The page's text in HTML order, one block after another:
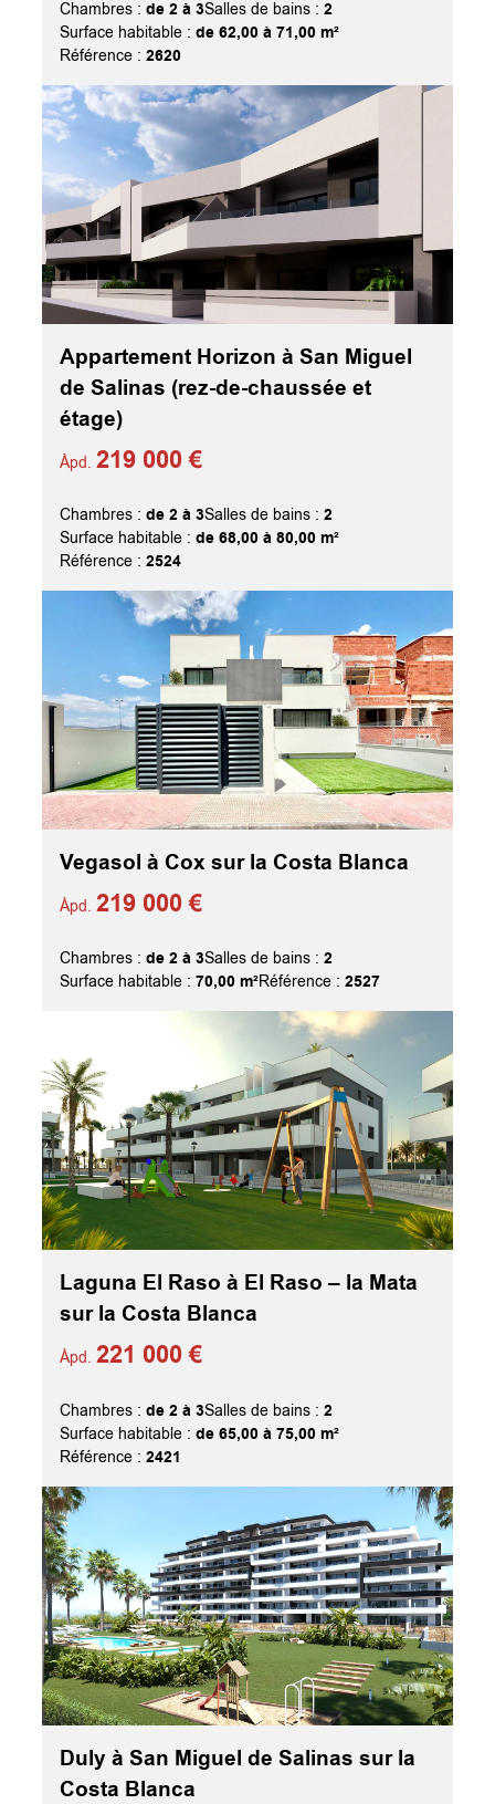
Chambres :de 2 à 3Salles de bains :2
Surface habitable :de 62,00 à 71,00 m²
Référence :2620
Appartement Horizon à San Miguel
de Salinas (rez-de-chaussée et
étage)
Àpd.219 000 €
Chambres :de 2 à 3Salles de bains :2
Surface habitable :de 68,00 à 80,00 m²
Référence :2524
Vegasol à Cox sur la Costa Blanca
Àpd.219 000 €
Chambres :de 2 à 3Salles de bains :2
Surface habitable :70,00 m²Référence :2527
Laguna El Raso à El Raso – la Mata
sur la Costa Blanca
Àpd.221 000 €
Chambres :de 2 à 3Salles de bains :2
Surface habitable :de 65,00 à 75,00 m²
Référence :2421
Duly à San Miguel de Salinas sur la
Costa Blanca